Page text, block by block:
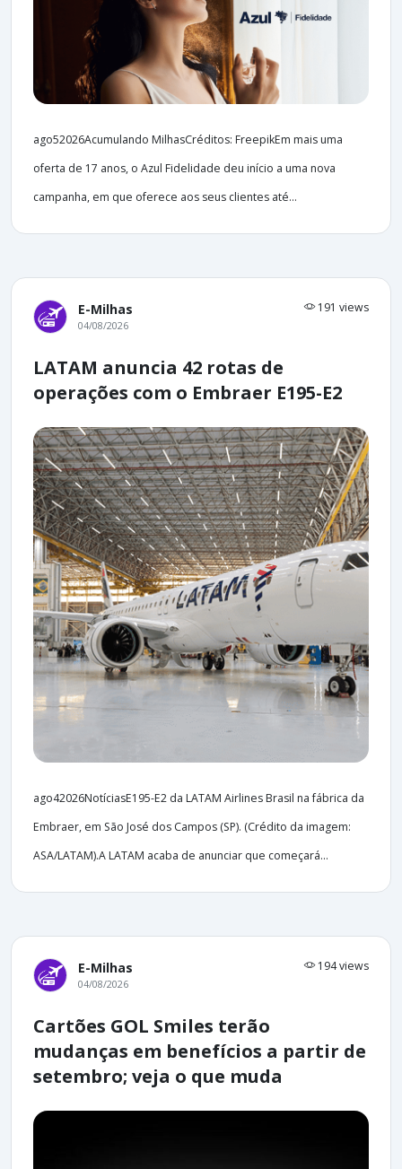
ago52026Acumulando MilhasCréditos: FreepikEm mais uma
oferta de 17 anos, o Azul Fidelidade deu início a uma nova
campanha, em que oferece aos seus clientes até...
E-Milhas 191 views
04/08/2026
LATAM anuncia 42 rotas de
operações com o Embraer E195-E2
ago42026NotíciasE195-E2 da LATAM Airlines Brasil na fábrica da
Embraer, em São José dos Campos (SP). (Crédito da imagem:
ASA/LATAM).A LATAM acaba de anunciar que começará...
E-Milhas 194 views
04/08/2026
Cartões GOL Smiles terão
mudanças em benefícios a partir de
setembro; veja o que muda